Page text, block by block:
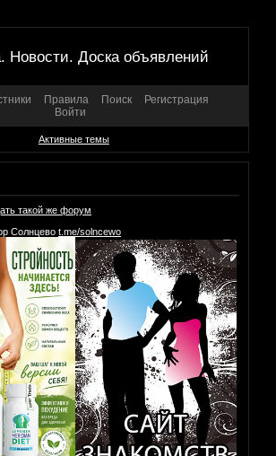
Новости. Доска объявлений
Правила Поиск
Регистрация
Войти
Активные темы
такой же форум
Солнцево t.me/solncewo